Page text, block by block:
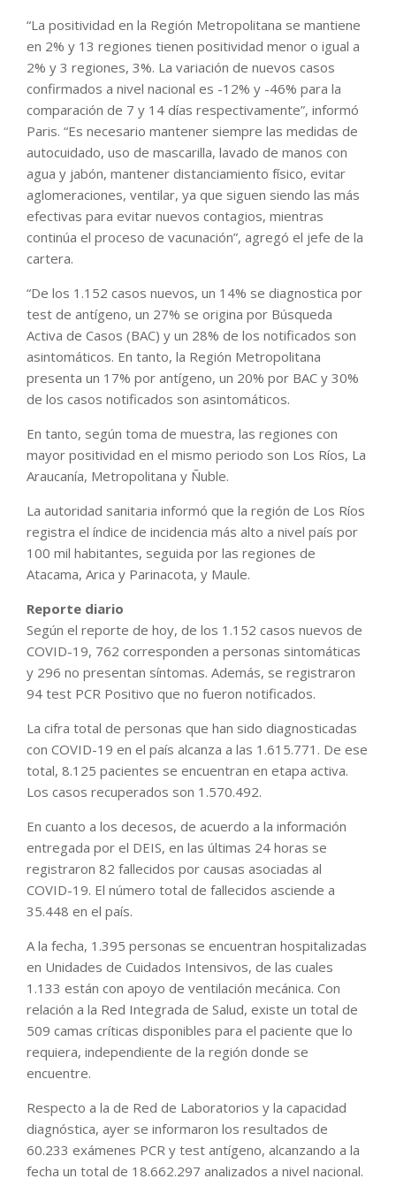
“La positividad en la Región Metropolitana se mantiene
en 2% y 13 regiones tienen positividad menor o igual a
2% y 3 regiones, 3%. La variación de nuevos casos
confirmados a nivel nacional es -12% y -46% para la
comparación de 7 y 14 días respectivamente”, informó
Paris. “Es necesario mantener siempre las medidas de
autocuidado, uso de mascarilla, lavado de manos con
agua y jabón, mantener distanciamiento físico, evitar
aglomeraciones, ventilar, ya que siguen siendo las más
efectivas para evitar nuevos contagios, mientras
continúa el proceso de vacunación”, agregó el jefe de la
cartera.
“De los 1.152 casos nuevos, un 14% se diagnostica por
test de antígeno, un 27% se origina por Búsqueda
Activa de Casos (BAC) y un 28% de los notificados son
asintomáticos. En tanto, la Región Metropolitana
presenta un 17% por antígeno, un 20% por BAC y 30%
de los casos notificados son asintomáticos.
En tanto, según toma de muestra, las regiones con
mayor positividad en el mismo periodo son Los Ríos, La
Araucanía, Metropolitana y Ñuble.
La autoridad sanitaria informó que la región de Los Ríos
registra el índice de incidencia más alto a nivel país por
100 mil habitantes, seguida por las regiones de
Atacama, Arica y Parinacota, y Maule.
Reporte diario
Según el reporte de hoy, de los 1.152 casos nuevos de
COVID-19, 762 corresponden a personas sintomáticas
y 296 no presentan síntomas. Además, se registraron
94 test PCR Positivo que no fueron notificados.
La cifra total de personas que han sido diagnosticadas
con COVID-19 en el país alcanza a las 1.615.771. De ese
total, 8.125 pacientes se encuentran en etapa activa.
Los casos recuperados son 1.570.492.
En cuanto a los decesos, de acuerdo a la información
entregada por el DEIS, en las últimas 24 horas se
registraron 82 fallecidos por causas asociadas al
COVID-19. El número total de fallecidos asciende a
35.448 en el país.
A la fecha, 1.395 personas se encuentran hospitalizadas
en Unidades de Cuidados Intensivos, de las cuales
1.133 están con apoyo de ventilación mecánica. Con
relación a la Red Integrada de Salud, existe un total de
509 camas críticas disponibles para el paciente que lo
requiera, independiente de la región donde se
encuentre.
Respecto a la de Red de Laboratorios y la capacidad
diagnóstica, ayer se informaron los resultados de
60.233 exámenes PCR y test antígeno, alcanzando a la
fecha un total de 18.662.297 analizados a nivel nacional.